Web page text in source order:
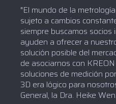
"El mundo de la
sujeto a cambios
siempre buscamos
ayuden a ofrecer a
solución posible del
de asociarnos con
soluciones de medición
3D era lógico para
General, la Dra. Heike